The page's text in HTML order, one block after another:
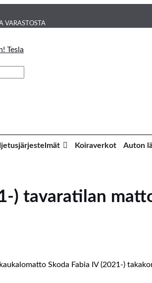
VARASTOSTA
Koiraverkot Auton
) tavaratilan
Skoda Fabia IV (2021-)